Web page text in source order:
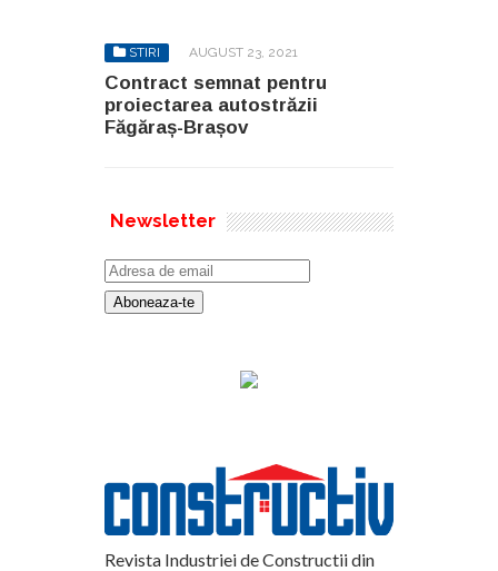
STIRI AUGUST 23, 2021
Contract semnat pentru
proiectarea autostrăzii
Făgăraș-Brașov
Newsletter
Revista Industriei de Constructii din